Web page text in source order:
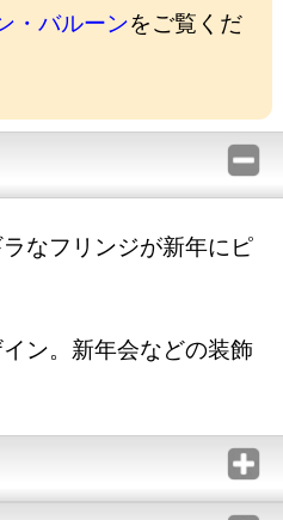
・バルーンをご覧くだ
なフリンジが新年にピ
ン。新年会などの装飾